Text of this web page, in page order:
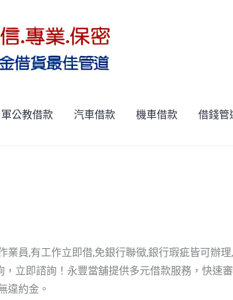
軍公教借款 汽車借款 機車借款 借錢管
員,有工作立即借,免銀行聯徵,銀行瑕疵皆可辦
立即諮詢！永豐當舖提供多元借款服務，快速
違約金。